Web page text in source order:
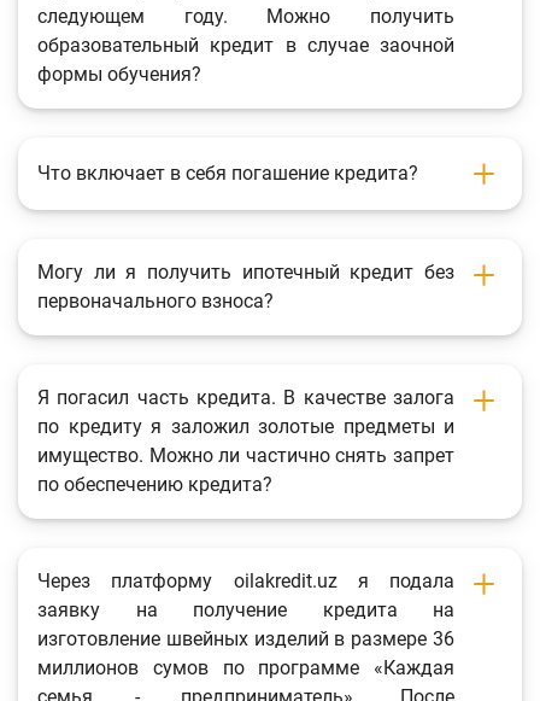
следующем году. Можно получить
образовательный кредит в случае заочной
формы обучения?
Что включает в себя погашение кредита?
Могу ли я получить ипотечный кредит без
первоначального взноса?
Я погасил часть кредита. В качестве залога
по кредиту я заложил золотые предметы и
имущество. Можно ли частично снять запрет
по обеспечению кредита?
Через платформу oilakredit.uz я подала
заявку на получение кредита на
изготовление швейных изделий в размере 36
миллионов сумов по программе «Каждая